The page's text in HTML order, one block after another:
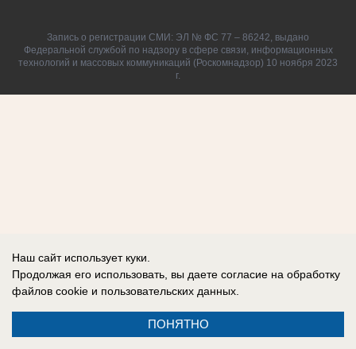
Запись о регистрации СМИ: ЭЛ № ФС 77 – 86242, выдано
Федеральной службой по надзору в сфере связи, информационных
технологий и массовых коммуникаций (Роскомнадзор) 10 ноября 2023
г.
Наш сайт использует куки.
Продолжая его использовать, вы даете согласие на обработку
файлов cookie и пользовательских данных.
ПОНЯТНО